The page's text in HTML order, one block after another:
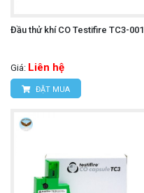
Đầu thử khí CO Testifire TC3-001
Giá: Liên hệ
ĐẶT MUA